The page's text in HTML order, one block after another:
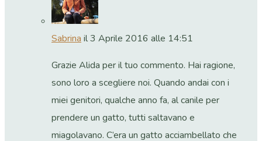
Sabrinail 3 Aprile 2016 alle 14:51
Grazie Alida per il tuo commento. Hai ragione,
sono loro a scegliere noi. Quando andai con i
miei genitori, qualche anno fa, al canile per
prendere un gatto, tutti saltavano e
miagolavano. C’era un gatto acciambellato che